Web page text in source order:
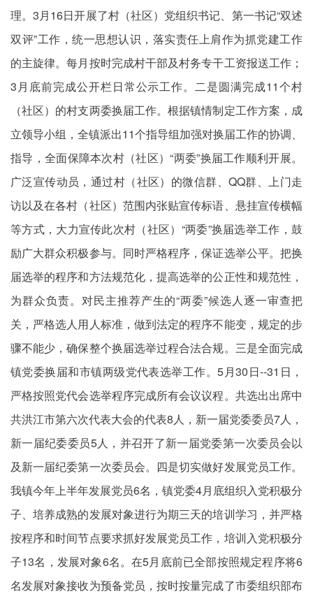
理。3月16日开展了村（社区）党组织书记、第一书记“双述
双评”工作，统一思想认识，落实责任上肩作为抓党建工作
的主旋律。每月按时完成村干部及村务专干工资报送工作；
3月底前完成公开栏日常公示工作。二是圆满完成11个村
（社区）的村支两委换届工作。根据镇情制定工作方案，成
立领导小组，全镇派出11个指导组加强对换届工作的协调、
指导，全面保障本次村（社区）“两委”换届工作顺利开展。
广泛宣传动员，通过村（社区）的微信群、QQ群、上门走
访以及在各村（社区）范围内张贴宣传标语、悬挂宣传横幅
等方式，大力宣传此次村（社区）“两委”换届选举工作，鼓
励广大群众积极参与。同时严格程序，保证选举公平。把换
届选举的程序和方法规范化，提高选举的公正性和规范性，
为群众负责。对民主推荐产生的“两委”候选人逐一审查把
关，严格选人用人标准，做到法定的程序不能变，规定的步
骤不能少，确保整个换届选举过程合法合规。三是全面完成
镇党委换届和市镇两级党代表选举工作。5月30日--31日，
严格按照党代会选举程序完成所有会议议程。共选出出席中
共洪江市第六次代表大会的代表8人，新一届党委委员7人，
新一届纪委委员5人，并召开了新一届党委第一次委员会以
及新一届纪委第一次委员会。四是切实做好发展党员工作。
我镇今年上半年发展党员6名，镇党委4月底组织入党积极分
子、培养成熟的发展对象进行为期三天的培训学习，并严格
按程序和时间节点要求抓好发展党员工作，培训入党积极分
子13名，发展对象6名。在5月底前已全部按照规定程序将6
名发展对象接收为预备党员，按时按量完成了市委组织部布